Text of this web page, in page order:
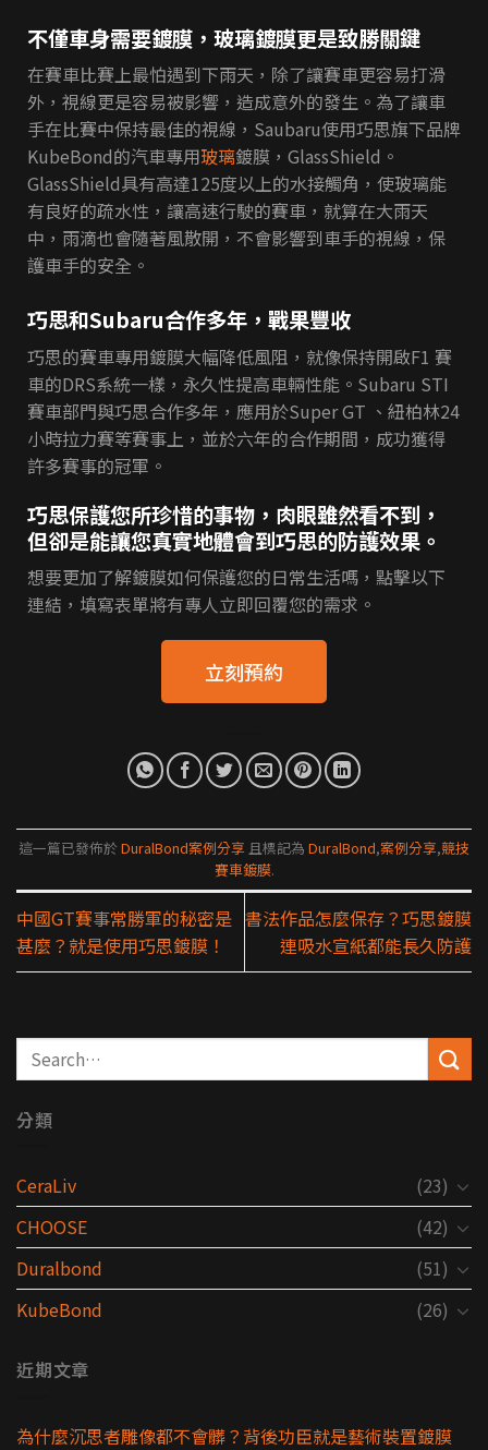
不僅車身需要鍍膜，玻璃鍍膜更是致勝關鍵
在賽車比賽上最怕遇到下雨天，除了讓賽車更容易打滑
外，視線更是容易被影響，造成意外的發生。為了讓車
手在比賽中保持最佳的視線，Saubaru使用巧思旗下品牌
KubeBond的汽車專用玻璃鍍膜，GlassShield。
GlassShield具有高達125度以上的水接觸角，使玻璃能
有良好的疏水性，讓高速行駛的賽車，就算在大雨天
中，雨滴也會隨著風散開，不會影響到車手的視線，保
護車手的安全。
巧思和Subaru合作多年，戰果豐收
巧思的賽車專用鍍膜大幅降低風阻，就像保持開啟F1 賽
車的DRS系統一樣，永久性提高車輛性能。Subaru STI
賽車部門與巧思合作多年，應用於Super GT 、紐柏林24
小時拉力賽等賽事上，並於六年的合作期間，成功獲得
許多賽事的冠軍。
巧思保護您所珍惜的事物，肉眼雖然看不到，
但卻是能讓您真實地體會到巧思的防護效果。
想要更加了解鍍膜如何保護您的日常生活嗎，點擊以下
連結，填寫表單將有專人立即回覆您的需求。
立刻預約
這一篇已發佈於 DuralBond案例分享 且標記為 DuralBond,案例分享,競技
賽車鍍膜.
中國GT賽事常勝軍的秘密是
甚麼？就是使用巧思鍍膜！
書法作品怎麼保存？巧思鍍膜
連吸水宣紙都能長久防護
分類
CeraLiv
(23)
CHOOSE
(42)
Duralbond
(51)
KubeBond
(26)
近期文章
為什麼沉思者雕像都不會髒？背後功臣就是藝術裝置鍍膜